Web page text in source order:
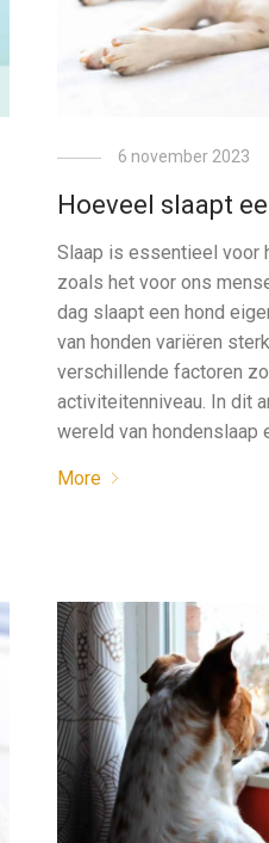
6 november 2023
Hoeveel slaapt
Slaap is essentieel voor
zoals het voor ons
dag slaapt een hond
van honden variëren
verschillende factoren
activiteitenniveau. In dit
wereld van hondenslaap
More